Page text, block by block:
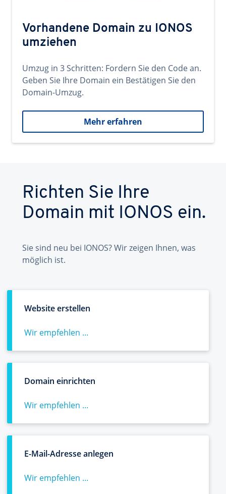
Vorhandene Domain zu IONOS
umziehen
Umzug in 3 Schritten: Fordern Sie den Code an.
Geben Sie Ihre Domain ein Bestätigen Sie den
Domain-Umzug.
Mehr erfahren
Richten Sie Ihre
Domain mit IONOS ein.
Sie sind neu bei IONOS? Wir zeigen Ihnen, was
möglich ist.
Website erstellen
Wir empfehlen ...
Domain einrichten
Wir empfehlen ...
E-Mail-Adresse anlegen
Wir empfehlen ...